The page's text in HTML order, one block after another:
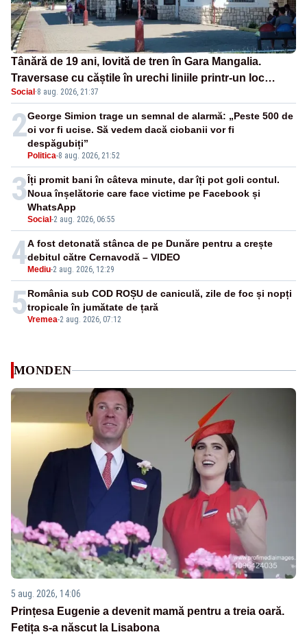
Tânără de 19 ani, lovită de tren în Gara Mangalia.
Traversase cu căștile în urechi liniile printr-un loc
nepermis
Social ·8 aug. 2026, 21:37
2
Politica-8 aug. 2026, 21:52
George Simion trage un semnal de alarmă: „Peste 500 de
oi vor fi ucise. Să vedem dacă ciobanii vor fi
despăgubiți”
3
Social -2 aug. 2026, 06:55
Îți promit bani în câteva minute, dar îți pot goli contul.
Noua înșelătorie care face victime pe Facebook și
WhatsApp
4 Mediu-2 aug. 2026, 12:29
A fost detonată stânca de pe Dunăre pentru a crește
debitul către Cernavodă – VIDEO
5Vremea-2 aug. 2026, 07:12
România sub COD ROȘU de caniculă, zile de foc și nopți
tropicale în jumătate de țară
MONDEN
5 aug. 2026, 14:06
Prințesa Eugenie a devenit mamă pentru a treia oară.
Fetița s-a născut la Lisabona